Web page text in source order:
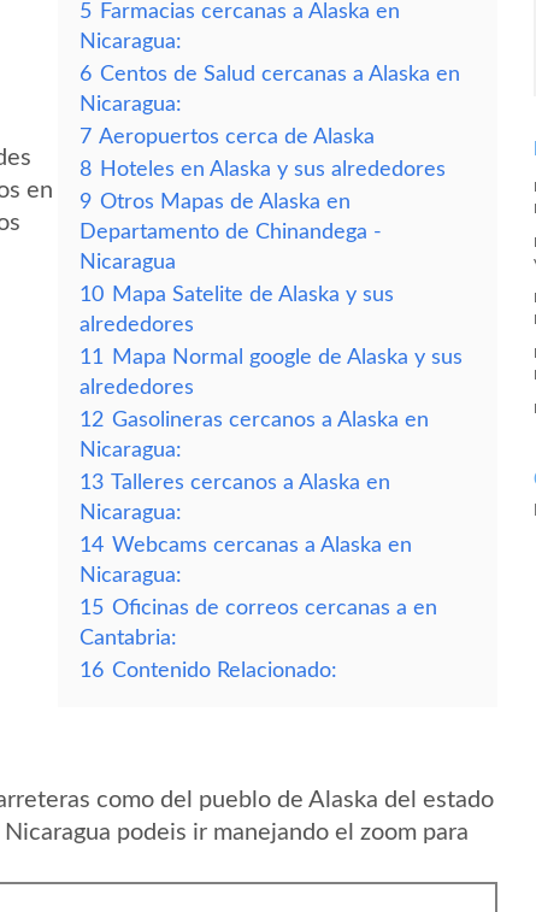
en
5 Farmacias cercanas a Alaska en
Nicaragua:
6 Centos de Salud cercanas a Alaska en
Nicaragua:
7 Aeropuertos cerca de Alaska
8 Hoteles en Alaska y sus alrededores
9 Otros Mapas de Alaska en
Departamento de Chinandega -
Nicaragua
10 Mapa Satelite de Alaska y sus
alrededores
11
Mapa Normal google de Alaska y sus
alrededores
12 Gasolineras cercanos a Alaska en
Nicaragua:
13 Talleres cercanos a Alaska en
Nicaragua:
14 Webcams cercanas a Alaska en
Nicaragua:
15 Oficinas de correos cercanas a en
Cantabria:
16 Contenido Relacionado:
como del pueblo de Alaska del estado
podeis ir manejando el zoom para